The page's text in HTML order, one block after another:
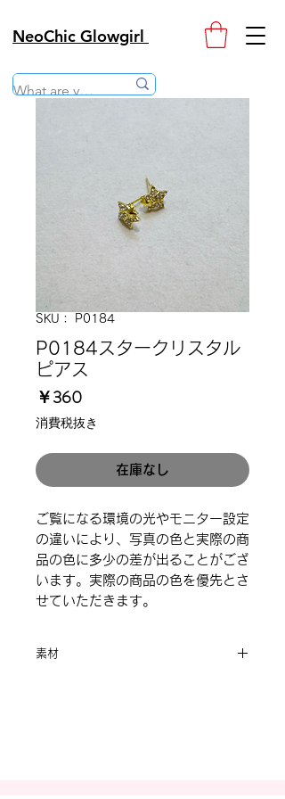
NeoChic Glowgirl
SKU： P0184
P0184スタークリスタル
ピアス
￥360価
格
消費税抜き
在庫なし
ご覧になる環境の光やモニター設定
の違いにより、写真の色と実際の商
品の色に多少の差が出ることがござ
います。実際の商品の色を優先とさ
せていただきます。
素材